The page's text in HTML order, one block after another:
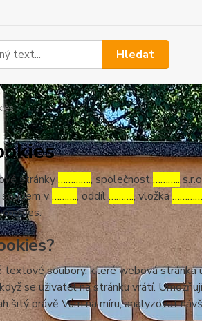
Hledat
stránky…………., společnost………..
v………., oddíl………., vložka
textové soubory, které webová
se uživatel na stránku vrátí.
šitý právě Vám na míru, analyzovat